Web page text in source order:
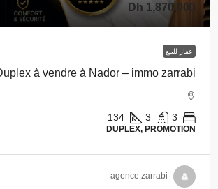
1,870,000 Dh
عقار للبيع
à vendre à Nador – immo zarrabi
3
3
134
DUPLEX, PROMOTION
agence zarrabi